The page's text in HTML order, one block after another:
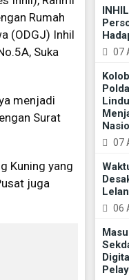
Rumah
(ODGJ) Inhil
Suka
menjadi
Surat
Kuning yang
juga
07
07
06